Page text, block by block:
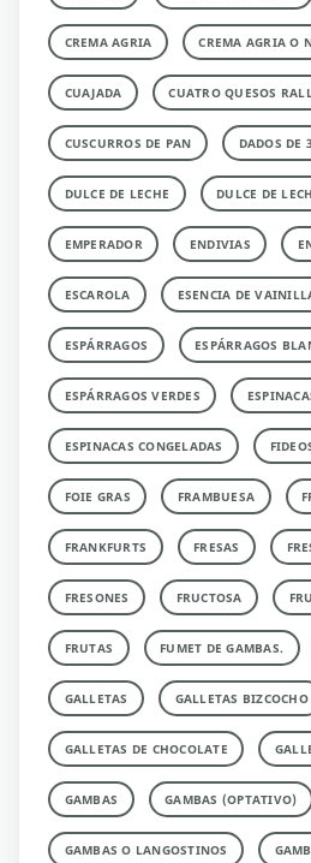
CREMA AGRIA CREMA AGRIA O
CUAJADA CUATRO QUESOS
CUSCURROS DE PAN DADOS DE
DULCE DE LECHE DULCE DE
EMPERADOR ENDIVIAS
ESCAROLA ESENCIA DE
ESPÁRRAGOS ESPÁRRAGOS
ESPÁRRAGOS VERDES
ESPINACAS CONGELADAS
FOIE GRAS FRAMBUESA
FRANKFURTS FRESAS
FRESONES FRUCTOSA
FRUTAS FUMET DE GAMBAS.
GALLETAS GALLETAS BIZCOCHO
GALLETAS DE CHOCOLATE
GAMBAS GAMBAS (OPTATIVO)
GAMBAS O LANGOSTINOS